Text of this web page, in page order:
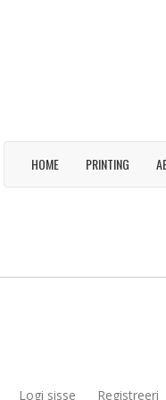
HOME PRINTING
Logi sisse Registreeri